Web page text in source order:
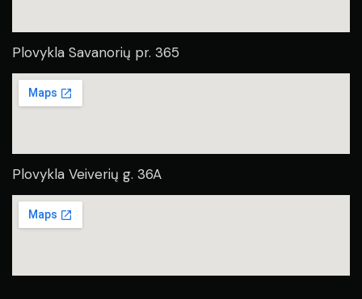
Plovykla Savanorių pr. 365
Plovykla Veiverių g. 36A